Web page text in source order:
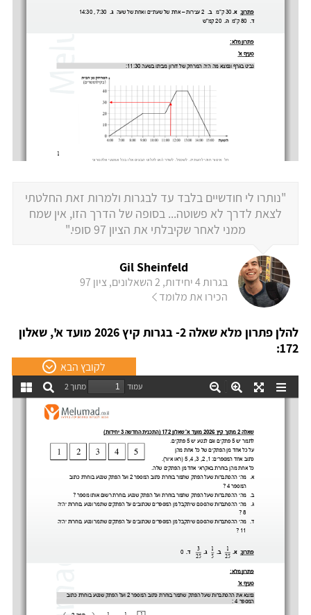
"נותרו לי חודשיים בלבד עד לבגרות ולמרות זאת החלטתי
לצאת לדרך לא פשוטה... בסופה של הדרך הזו, אין שמח
ממני לאחר שקיבלתי את הציון 97 סופי."
Gil Sheinfeld
בגרות 4 יחידות, 2 השאלונים, ציון 97
הכירו את מלומד
להלן פתרון מלא שאלה 2- בגרות קיץ 2026 מועד א', שאלון
172:
לקובץ הבא